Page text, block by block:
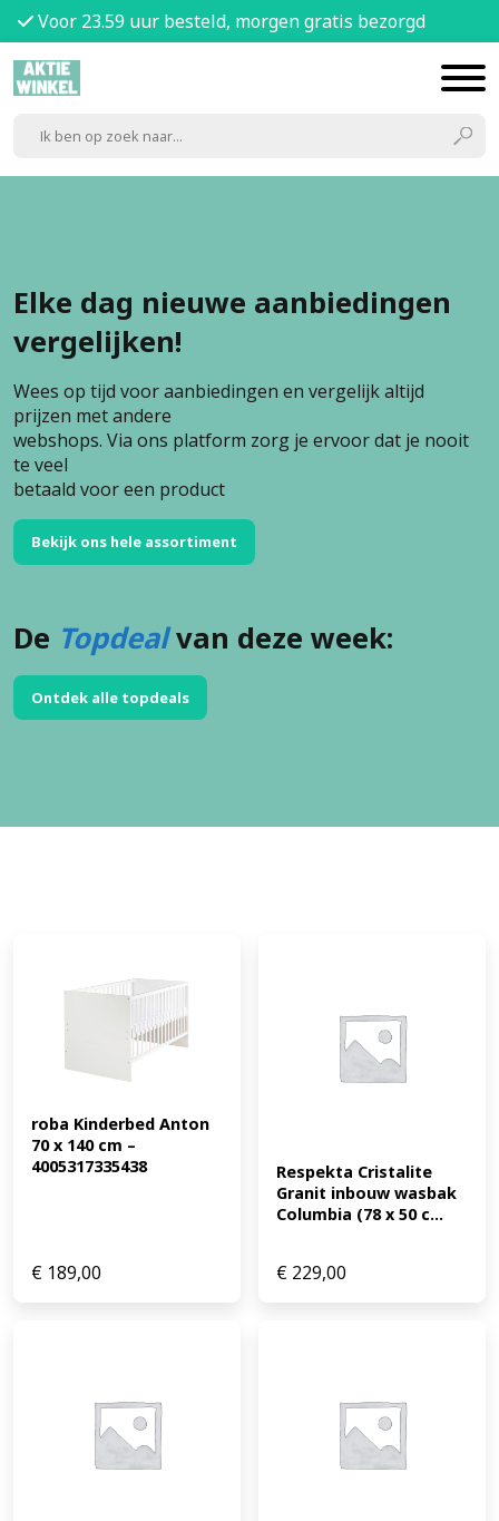
Voor 23.59 uur besteld, morgen gratis bezorgd
Elke dag nieuwe aanbiedingen
vergelijken!
Wees op tijd voor aanbiedingen en vergelijk altijd
prijzen met andere
webshops. Via ons platform zorg je ervoor dat je nooit
te veel
betaald voor een product
Bekijk ons hele assortiment
De Topdealvan deze week:
Ontdek alle topdeals
roba Kinderbed Anton
70 x 140 cm –
4005317335438
€ 189,00
Respekta Cristalite
Granit inbouw wasbak
Columbia (78 x 50 c...
€ 229,00